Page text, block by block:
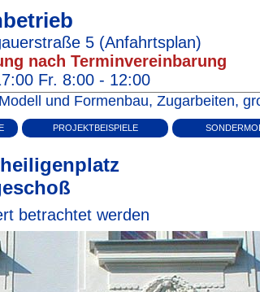
5(Anfahrtsplan)
nach Terminvereinbarung
Fr. 8:00 - 12:00
und Formenbau, Zugarbeiten,
PROJEKTBEISPIELE
betrachtet werden